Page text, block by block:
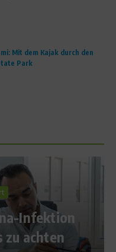
Mit dem Kajak durch den
Park
Infektion
achten